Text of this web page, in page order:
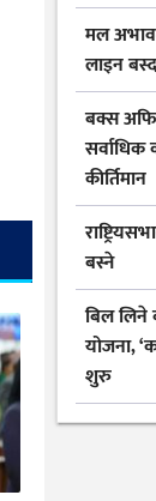
मल
लाइन
बक्स
कीर्तिमान
बस्ने
बिल लिने
योजना,
शुरु